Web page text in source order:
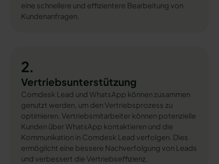
eine schnellere und effizientere Bearbeitung von
Kundenanfragen.
2.
Vertriebsunterstützung
Comdesk Lead und WhatsApp können zusammen
genutzt werden, um den Vertriebsprozess zu
optimieren. Vertriebsmitarbeiter können potenzielle
Kunden über WhatsApp kontaktieren und die
Kommunikation in Comdesk Lead verfolgen. Dies
ermöglicht eine bessere Nachverfolgung von Leads
und verbessert die Vertriebseffizienz.